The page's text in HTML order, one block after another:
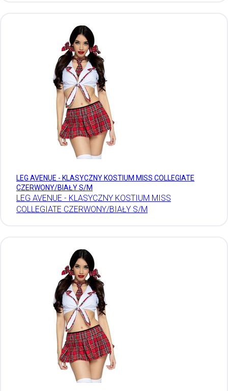
LEG AVENUE - KLASYCZNY KOSTIUM MISS COLLEGIATE
CZERWONY/BIAŁY S/M
LEG AVENUE - KLASYCZNY KOSTIUM MISS
COLLEGIATE CZERWONY/BIAŁY S/M